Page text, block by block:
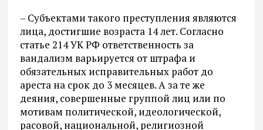
– Субъектами такого преступления являются
лица, достигшие возраста 14 лет. Согласно
статье 214 УК РФ ответственность за
вандализм варьируется от штрафа и
обязательных исправительных работ до
ареста на срок до 3 месяцев. А за те же
деяния, совершенные группой лиц или по
мотивам политической, идеологической,
расовой, национальной, религиозной